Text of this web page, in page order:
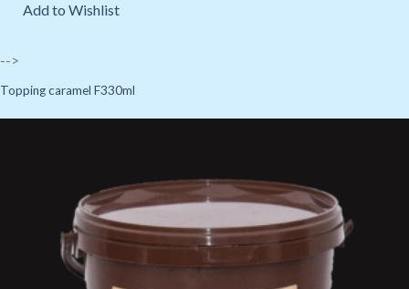
Add to Wishlist
-->
Topping caramel F330ml